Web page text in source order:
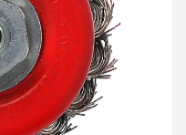
اللمسة النهائية
الوقت الذي تقضيه
عمر أطول للأداة:
تعني أنك ستنفق